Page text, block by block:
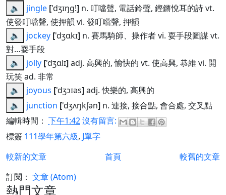
🔈
jingle ['dʒɪŋg!] n. 叮噹聲, 電話鈴聲, 鏗鏘悅耳的詩 vt.
使發叮噹聲, 使押韻 vi. 發叮噹聲, 押韻
🔈
jockey ['dʒɑkɪ] n. 賽馬騎師、操作者 vi. 耍手段圖謀 vt.
對…耍手段
🔈
jolly ['dʒɑlɪ]adj. 高興的, 愉快的 vt. 使高興, 恭維 vi. 開
玩笑 ad. 非常
🔈
joyous ['dʒɔɪəs]adj. 快樂的, 高興的
🔈
junction ['dʒʌŋkʃən] n. 連接, 接合點, 會合處, 交叉點
編輯時間： 下午1:42沒有留言:
標簽 111學年第六級, J單字
較新的文章
較舊的文章
首頁
訂閱： 文章 (Atom)
熱門文章